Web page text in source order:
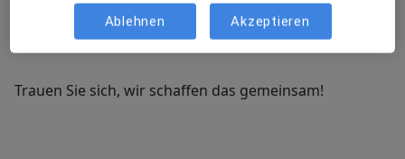
Wir helfen Ihnen, Ihre Ängste abzubauen und eine
einfühlsame, stressfreie Behandlung zu erleben.
Trauen Sie sich, wir schaffen das gemeinsam!
Ablehnen Akzeptieren